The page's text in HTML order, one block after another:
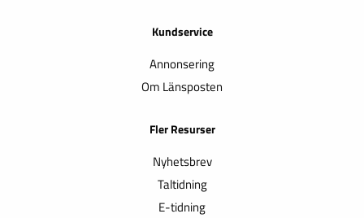
Kundservice
Annonsering
Om Länsposten
Fler Resurser
Nyhetsbrev
Taltidning
E-tidning